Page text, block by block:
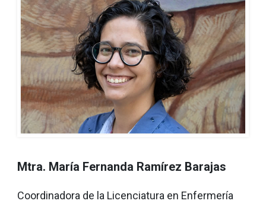
Mtra. María Fernanda Ramírez Barajas
Coordinadora de la Licenciatura en Enfermería